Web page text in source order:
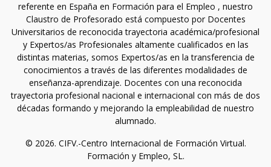
referente en España en Formación para el Empleo , nuestro
Claustro de Profesorado está compuesto por Docentes
Universitarios de reconocida trayectoria académica/profesional
y Expertos/as Profesionales altamente cualificados en las
distintas materias, somos Expertos/as en la transferencia de
conocimientos a través de las diferentes modalidades de
enseñanza-aprendizaje. Docentes con una reconocida
trayectoria profesional nacional e internacional con más de dos
décadas formando y mejorando la empleabilidad de nuestro
alumnado.
© 2026. CIFV.-Centro Internacional de Formación Virtual.
Formación y Empleo, SL.